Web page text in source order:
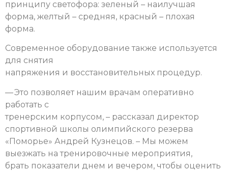
принципу светофора: зеленый – наилучшая
форма, желтый – средняя, красный – плохая
форма.
Современное оборудование также используется
для снятия
напряжения и восстановительных процедур.
— Это позволяет нашим врачам оперативно
работать с
тренерским корпусом, – рассказал директор
спортивной школы олимпийского резерва
«Поморье» Андрей Кузнецов. – Мы можем
выезжать на тренировочные мероприятия,
брать показатели днем и вечером, чтобы оценить